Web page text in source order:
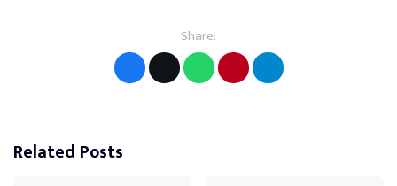
Share:
Related Posts